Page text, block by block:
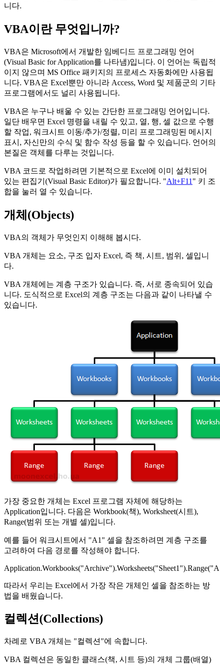
니다.
VBA이란 무엇입니까?
VBA은 Microsoft에서 개발한 임베디드 프로그래밍 언어
(Visual Basic for Application를 나타냄)입니다. 이 언어는 독립적
이지 않으며 MS Office 패키지의 프로세스 자동화에만 사용됩
니다. VBA은 Excel뿐만 아니라 Access, Word 및 제품군의 기타
프로그램에서도 널리 사용됩니다.
VBA은 누구나 배울 수 있는 간단한 프로그래밍 언어입니다.
일단 배우면 Excel 명령을 내릴 수 있고, 열, 행, 셀 값으로 수행
할 작업, 워크시트 이동/추가/정렬, 미리 프로그래밍된 메시지
표시, 자신만의 수식 및 함수 작성 등을 할 수 있습니다. 언어의
본질은 객체를 다루는 것입니다.
VBA 코드로 작업하려면 기본적으로 Excel에 이미 설치되어
있는 편집기(Visual Basic Editor)가 필요합니다. "Alt+F11 " 키 조
합을 눌러 열 수 있습니다.
개체(Objects)
VBA의 객체가 무엇인지 이해해 봅시다.
VBA 개체는 요소, 구조 입자 Excel, 즉 책, 시트, 범위, 셀입니
다.
VBA 개체에는 계층 구조가 있습니다. 즉, 서로 종속되어 있습
니다. 도식적으로 Excel의 계층 구조는 다음과 같이 나타낼 수
있습니다.
가장 중요한 개체는 Excel 프로그램 자체에 해당하는
Application입니다. 다음은 Workbook(책), Worksheet(시트),
Range(범위 또는 개별 셀)입니다.
예를 들어 워크시트에서 "A1" 셀을 참조하려면 계층 구조를
고려하여 다음 경로를 작성해야 합니다.
따라서 우리는 Excel에서 가장 작은 개체인 셀을 참조하는 방
법을 배웠습니다.
컬렉션(Collections)
차례로 VBA 개체는 "컬렉션"에 속합니다.
VBA 컬렉션은 동일한 클래스(책, 시트 등)의 개체 그룹(배열)